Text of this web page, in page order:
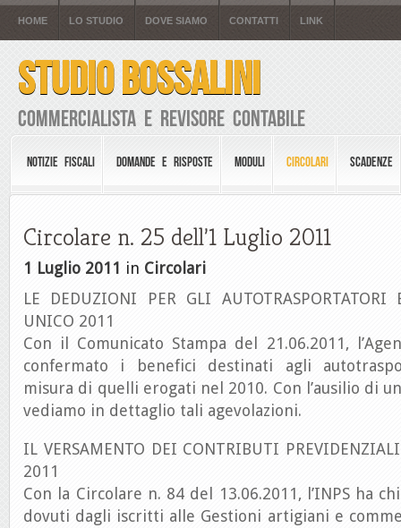
HOME LO STUDIO DOVE SIAMO CONTATTI LINK
STUDIO BOSSALINI
Commercialista e Revisore Contabile
NOTIZIE FISCALI DOMANDE E RISPOSTE MODULI CIRCOLARI SCADENZE
Circolare n. 25 dell’1 Luglio 2011
1 Luglio 2011 in Circolari
LE DEDUZIONI PER GLI AUTOTRASPORTATORI
UNICO 2011
Con il Comunicato Stampa del 21.06.2011,
confermato i benefici destinati agli
misura di quelli erogati nel 2010. Con l’ausilio di
vediamo in dettaglio tali agevolazioni.
IL VERSAMENTO DEI CONTRIBUTI
2011
Con la Circolare n. 84 del 13.06.2011, l’INPS ha
dovuti dagli iscritti alle Gestioni artigiani e